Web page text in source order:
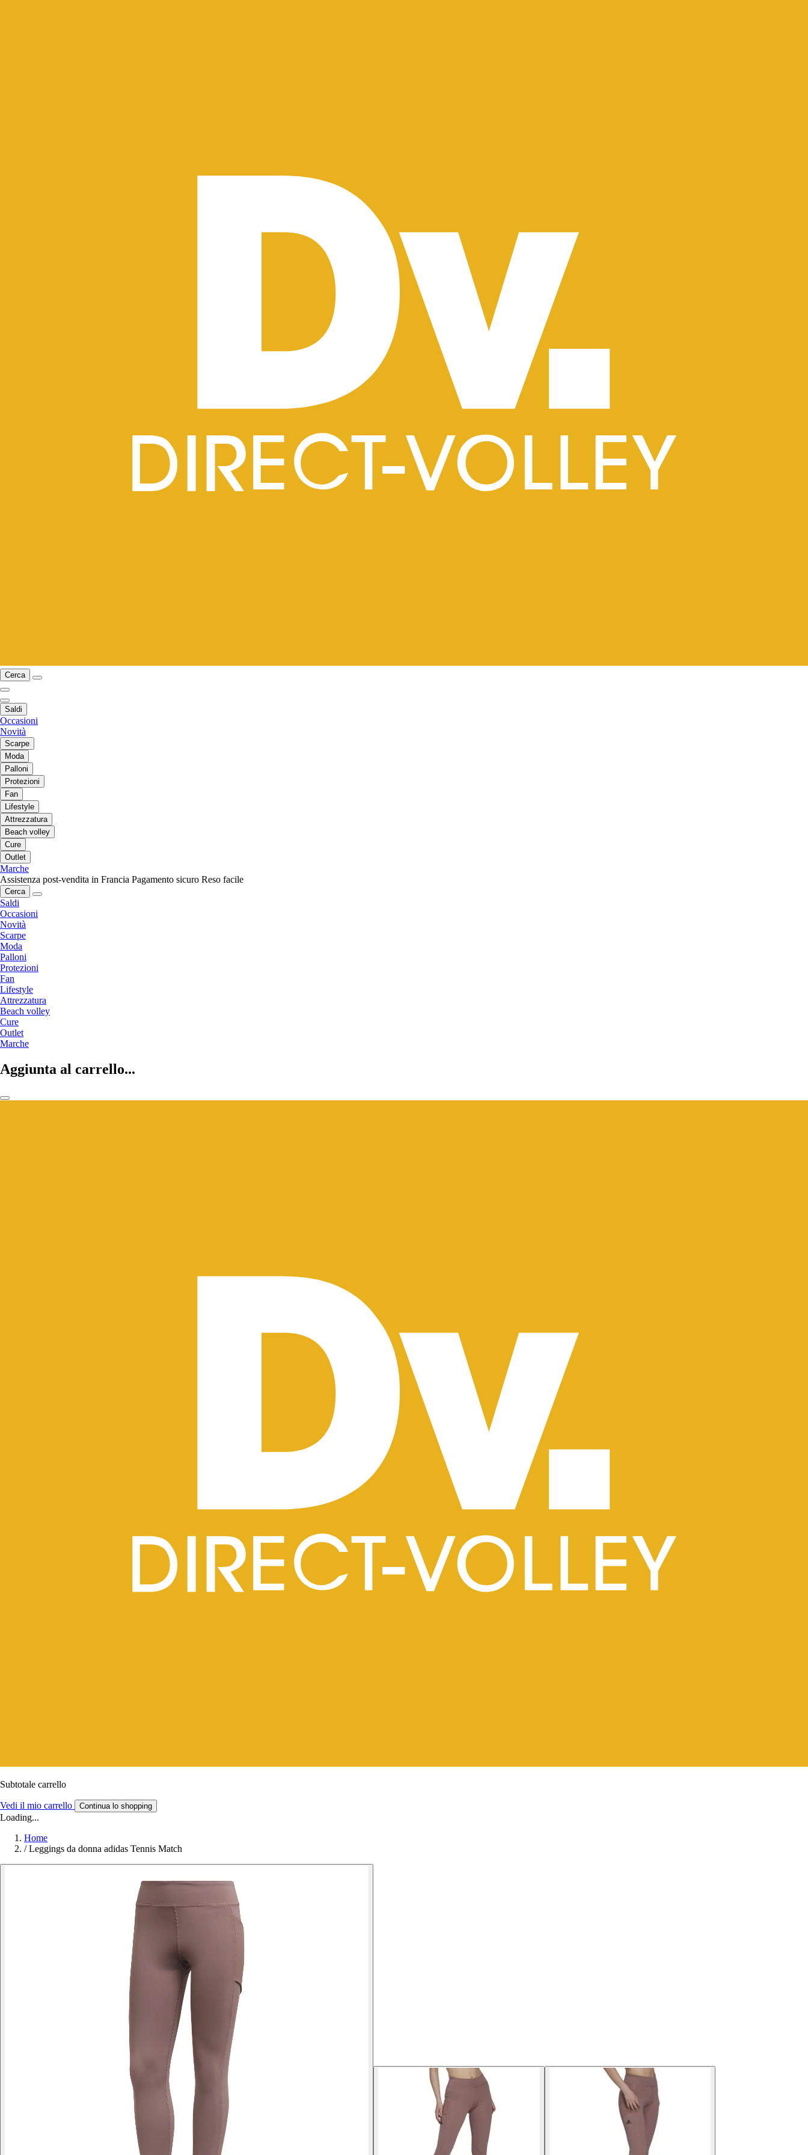
Cerca
Saldi
Occasioni
Novità
Scarpe
Moda
Palloni
Protezioni
Fan
Lifestyle
Attrezzatura
Beach volley
Cure
Outlet
Marche
Assistenza post-vendita in Francia Pagamento sicuro Reso facile
Cerca
Saldi
Occasioni
Novità
Scarpe
Moda
Palloni
Protezioni
Fan
Lifestyle
Attrezzatura
Beach volley
Cure
Outlet
Marche
Aggiunta al carrello...
Subtotale carrello
Vedi il mio carrello Continua lo shopping
Loading...
Home
/ Leggings da donna adidas Tennis Match